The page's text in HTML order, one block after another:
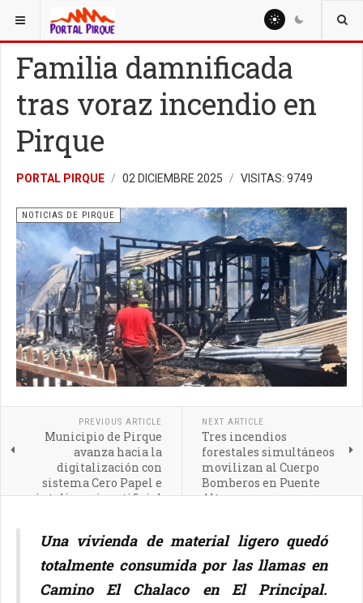
ESTÁ AQUÍ: NOTICIAS
Familia damnificada
tras voraz incendio en
Pirque
PORTAL PIRQUE 02 DICIEMBRE 2025 VISITAS: 9749
NOTICIAS DE PIRQUE
PREVIOUS ARTICLE
Municipio de Pirque
avanza hacia la
digitalización con
sistema Cero Papel e
inteligencia artificial
NEXT ARTICLE
Tres incendios
forestales simultáneos
movilizan al Cuerpo
Bomberos en Puente
Alto
Una vivienda de material ligero quedó
totalmente consumida por las llamas en
Camino El Chalaco en El Principal.